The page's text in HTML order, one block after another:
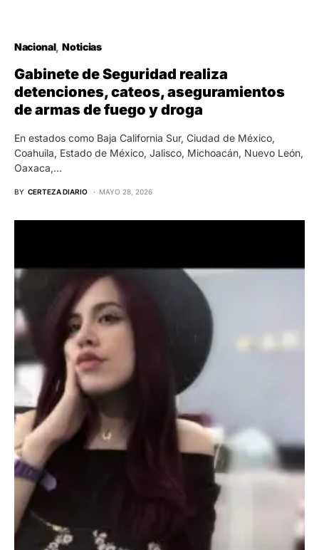
Nacional Noticias
Gabinete de Seguridad realiza
detenciones, cateos, aseguramientos
de armas de fuego y droga
En estados como Baja California Sur, Ciudad de México,
Coahuila, Estado de México, Jalisco, Michoacán, Nuevo León,
Oaxaca,…
BY CERTEZA DIARIO MAYO 28, 2026